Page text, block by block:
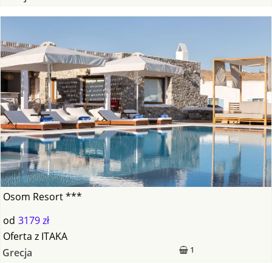
Osom Resort ***
od 3179 zł
1
Oferta z ITAKA
Grecja